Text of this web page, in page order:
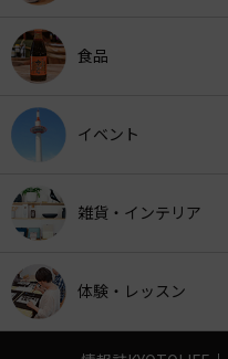
食品
イベント
雑貨・インテリア
体験・レッスン